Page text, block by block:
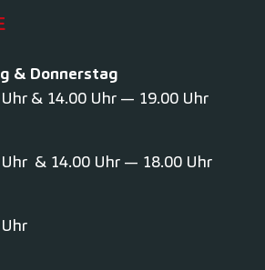
& Donnerstag
& 14.00 Uhr — 19.00 Uhr
& 14.00 Uhr — 18.00 Uhr